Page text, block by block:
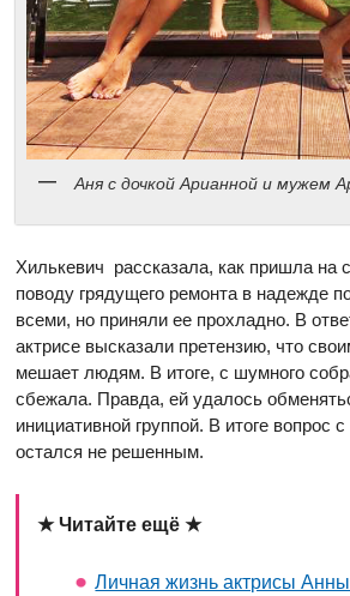
Аня с дочкой Арианной и мужем
Хилькевич рассказала, как пришла на
поводу грядущего ремонта в надежде
всеми, но приняли ее прохладно. В
актрисе высказали претензию, что
мешает людям. В итоге, с шумного
сбежала. Правда, ей удалось
инициативной группой. В итоге вопрос
остался не решенным.
★ Читайте ещё ★
Личная жизнь актрисы